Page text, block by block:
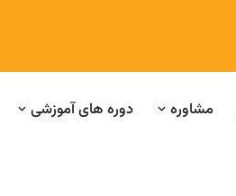
مشاوره دوره های آموزشی